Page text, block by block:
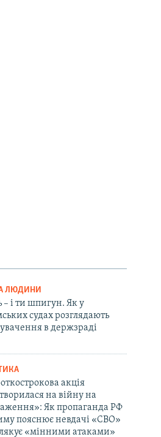
ЛЮДИНИ
– і ти шпигун. Як у
судах розглядають
в держзраді
акція
на війну на
Як пропаганда РФ
пояснює невдачі «СВО»
«мінними атаками»